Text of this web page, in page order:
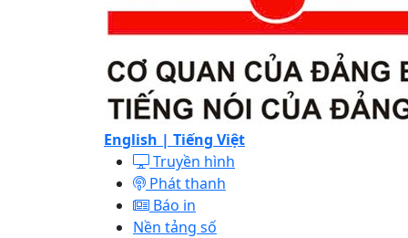
English | Tiếng Việt
Truyền hình
Phát thanh
Báo in
Nền tảng số